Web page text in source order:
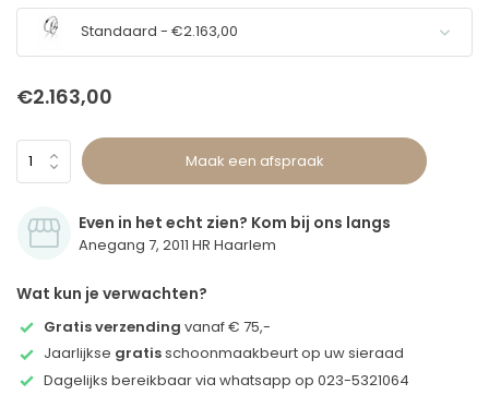
Standaard - €2.163,00
€2.163,00
Maak een afspraak
Even in het echt zien? Kom bij ons langs
Anegang 7, 2011 HR Haarlem
Wat kun je verwachten?
Gratis verzending vanaf € 75,-
Jaarlijkse gratisschoonmaakbeurt op uw sieraad
Dagelijks bereikbaar via whatsapp op 023-5321064